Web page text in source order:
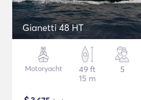
Gianetti 48 HT
Motoryacht
49 ft
15 m
5